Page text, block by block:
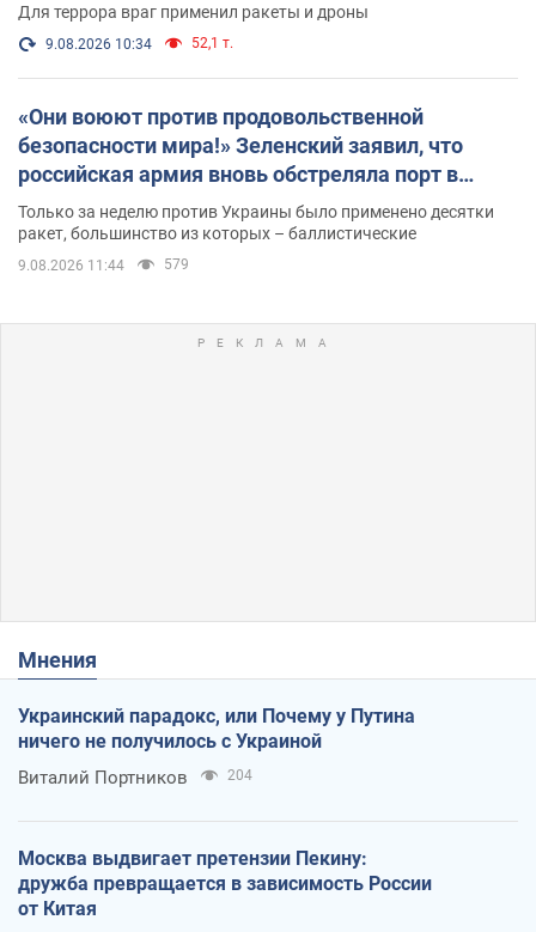
Для террора враг применил ракеты и дроны
9.08.2026 10:34 52,1 т.
«Они воюют против продовольственной
безопасности мира!» Зеленский заявил, что
российская армия вновь обстреляла порт в
Одессе
Только за неделю против Украины было применено десятки
ракет, большинство из которых – баллистические
9.08.2026 11:44 579
Мнения
Украинский парадокс, или Почему у Путина
ничего не получилось с Украиной
Виталий Портников 204
Москва выдвигает претензии Пекину:
дружба превращается в зависимость России
от Китая